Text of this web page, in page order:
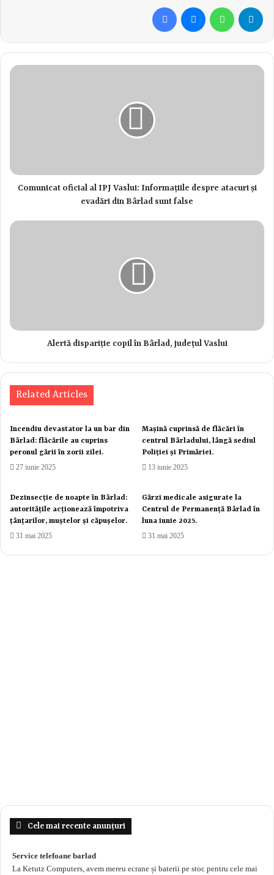
mic public este invitat la spectacolul „Povestea porcului” după Ion
„Conu Leonida față cu reacțiunea” de I.L. Caragiale va aduce
râsul pe buzele spectatorilor.
putea urmări o reprezentație a piesei „Fazanul” de Georges
Comunicat oficial al IPJ Vaslui: Informațiile despre atacuri și
evadări din Bârlad sunt false
Alertă dispariție copil în Bârlad, județul Vaslui
Related Articles
Incendiu devastator la un bar din
Bârlad: flăcările au cuprins
peronul gării în zorii zilei.
27 iunie 2025
Mașină cuprinsă de flăcări în
centrul Bârladului, lângă sediul
Poliției și Primăriei.
13 iunie 2025
Dezinsecție de noapte în Bârlad:
autoritățile acționează împotriva
țânțarilor, muștelor și căpușelor.
31 mai 2025
Gărzi medicale asigurate la
Centrul de Permanență Bârlad în
luna iunie 2025.
31 mai 2025
Cele mai recente anunțuri
Service telefoane barlad
La Ketutz Computers, avem mereu ecrane și baterii pe stoc pentru cele mai